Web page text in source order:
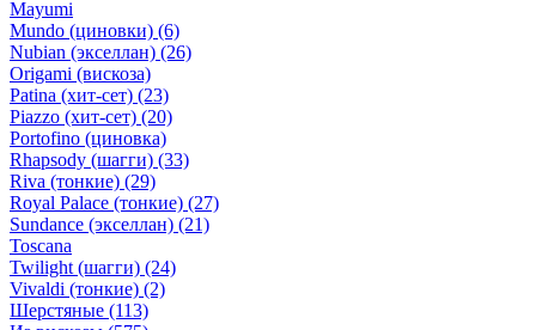
Mayumi
Mundo (циновки) (6)
Nubian (экселлан) (26)
Origami (вискоза)
Patina (хит-сет) (23)
Piazzo (хит-сет) (20)
Portofino (циновка)
Rhapsody (шагги) (33)
Riva (тонкие) (29)
Royal Palace (тонкие) (27)
Sundance (экселлан) (21)
Toscana
Twilight (шагги) (24)
Vivaldi (тонкие) (2)
Шерстяные (113)